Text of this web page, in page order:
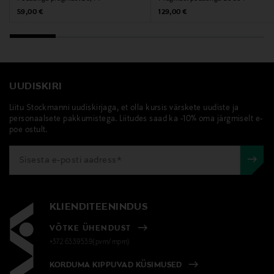
Brabantia International BV
Leenderweg 182, 5555 CJ Valkenswaard, The
Digitaalne aadress
consumer.service@brabantia.com
Märksõnad
brabantia, prügikast, pedaaliga prügikast
Original Price
59,00 €
Original Price
129,00 €
UUDISKIRI
Liitu Stockmanni uudiskirjaga, et olla kursis värskete uudiste ja
personaalsete pakkumistega. Liitudes saad ka -10% oma järgmiselt e-
poe ostult.
KLIENDITEENINDUS
VÕTKE ÜHENDUST
+372 6339539(pvm/mpm)
KORDUMA KIPPUVAD KÜSIMUSED